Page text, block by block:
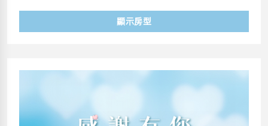
顯示房型